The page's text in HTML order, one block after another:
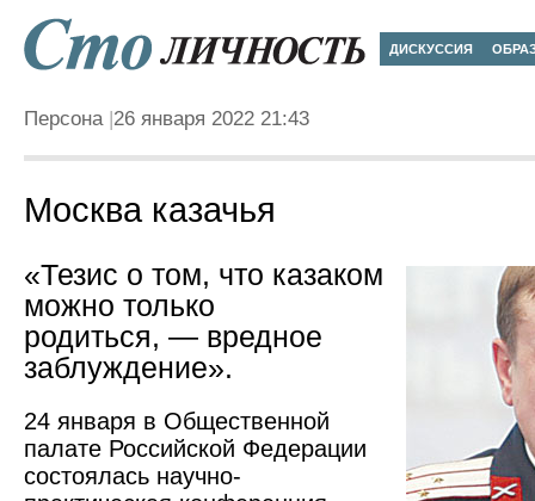
ДИСКУССИЯ
Персона 26 января 2022 21:43
Москва казачья
«Тезис о том, что казаком
можно только
родиться, — вредное
заблуждение».
24 января в Общественной
палате Российской Федерации
состоялась научно-